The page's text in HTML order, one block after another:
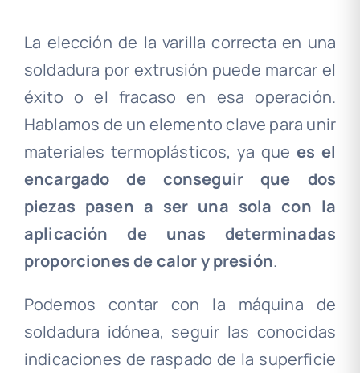
La elección de la varilla correcta en una
soldadura por extrusión puede marcar el
éxito o el fracaso en esa operación.
Hablamos de un elemento clave para unir
materiales termoplásticos, ya que es el
encargado de conseguir que dos
piezas pasen a ser una sola con la
aplicación de unas determinadas
proporciones de calor y presión.
Podemos contar con la máquina de
soldadura idónea, seguir las conocidas
indicaciones de raspado de la superficie